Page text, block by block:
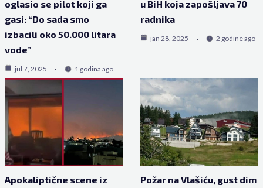
oglasio se pilot koji ga
gasi: “Do sada smo
izbacili oko 50.000 litara
vode”
jul 7, 2025 1 godina ago
u BiH koja zapošljava 70
radnika
jan 28, 2025 2 godine ago
Apokaliptične scene iz
Požar na Vlašiću, gust dim